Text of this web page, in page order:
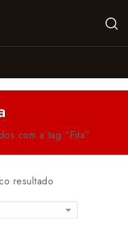
com a tag “Fita”
resultado